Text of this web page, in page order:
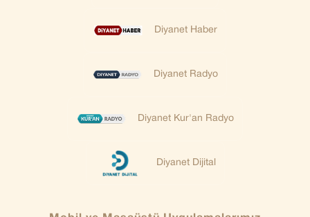
Diyanet Haber
Diyanet Radyo
Diyanet Kur'an Radyo
Diyanet Dijital